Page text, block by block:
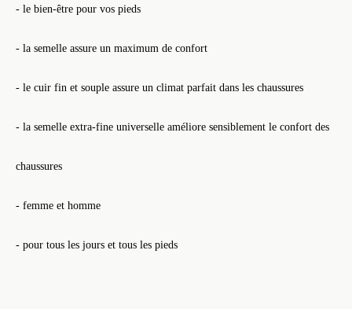
- le bien-être pour vos pieds
- la semelle assure un maximum de confort
- le cuir fin et souple assure un climat parfait dans les chaussures
- la semelle extra-fine universelle améliore sensiblement le confort des
chaussures
- femme et homme
- pour tous les jours et tous les pieds